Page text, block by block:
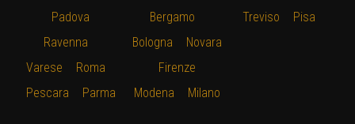
Padova
Ravenna
Varese
Roma
Pescara
Parma
Bergamo
Bologna
Novara
Firenze
Modena
Milano
Treviso
Pisa